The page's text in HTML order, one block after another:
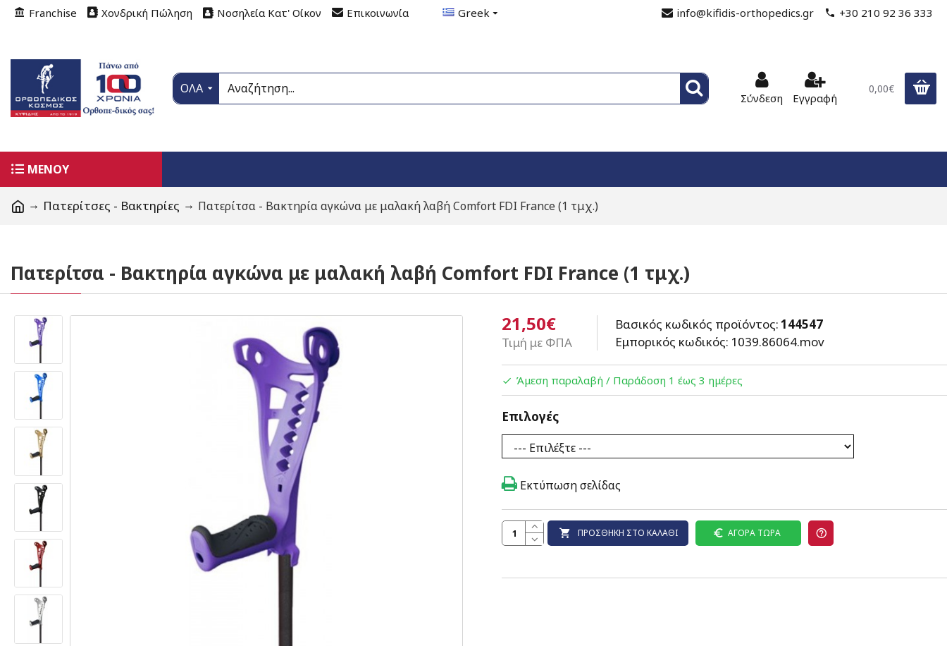
Franchise Χονδρική Πώληση Νοσηλεία Κατ' Οίκον Επικοινωνία Greek info@kifidis-orthopedics.gr +30 210 92 36 333
ΟΛΑ
Σύνδεση Εγγραφή
0,00€
ΜΕΝΟΥ
Πατερίτσες - Βακτηρίες Πατερίτσα - Βακτηρία αγκώνα με μαλακή λαβή Comfort FDI France (1 τμχ.)
Πατερίτσα - Βακτηρία αγκώνα με μαλακή λαβή Comfort FDI France (1 τμχ.)
21,50€
Τιμή με ΦΠΑ
Βασικός κωδικός προϊόντος:144547
Εμπορικός κωδικός: 1039.86064.mov
Άμεση παραλαβή / Παράδoση 1 έως 3 ημέρες
Επιλογές
ΠΡΟΣΘΉΚΗ ΣΤΟ ΚΑΛΆΘΙ ΑΓΟΡΆ ΤΏΡΑ
Εκτύπωση σελίδας